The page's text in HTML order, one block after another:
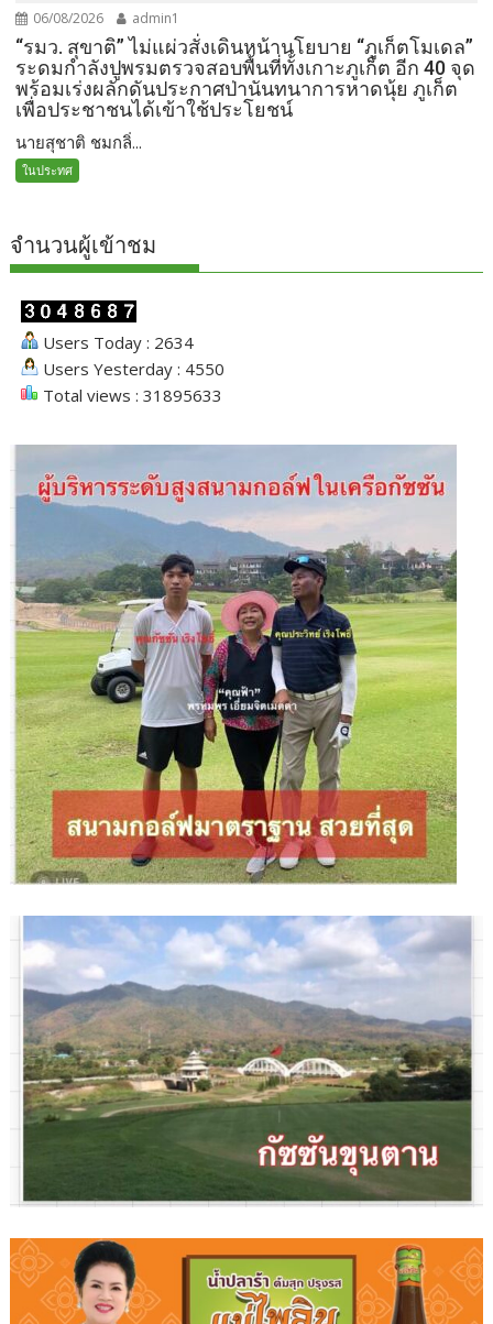
06/08/2026 admin1
“รมว. สุขาติ” ไม่แผ่วสั่งเดินหน้านโยบาย “ภูเก็ตโมเดล”
ระดมกำลังปูพรมตรวจสอบพื้นที่ทั้งเกาะภูเก็ต อีก 40 จุด
พร้อมเร่งผลักดันประกาศป่านันทนาการหาดนุ้ย ภูเก็ต
เพื่อประชาชนได้เข้าใช้ประโยชน์
นายสุชาติ ชมกลิ่...
ในประทศ
จำนวนผู้เข้าชม
Users Today : 2634
Users Yesterday : 4550
Total views : 31895633